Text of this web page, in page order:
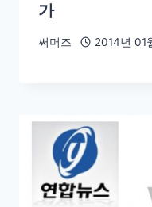
가
써머즈 2014년 01